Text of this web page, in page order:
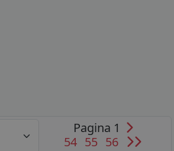
Pagina 1
54 55 56